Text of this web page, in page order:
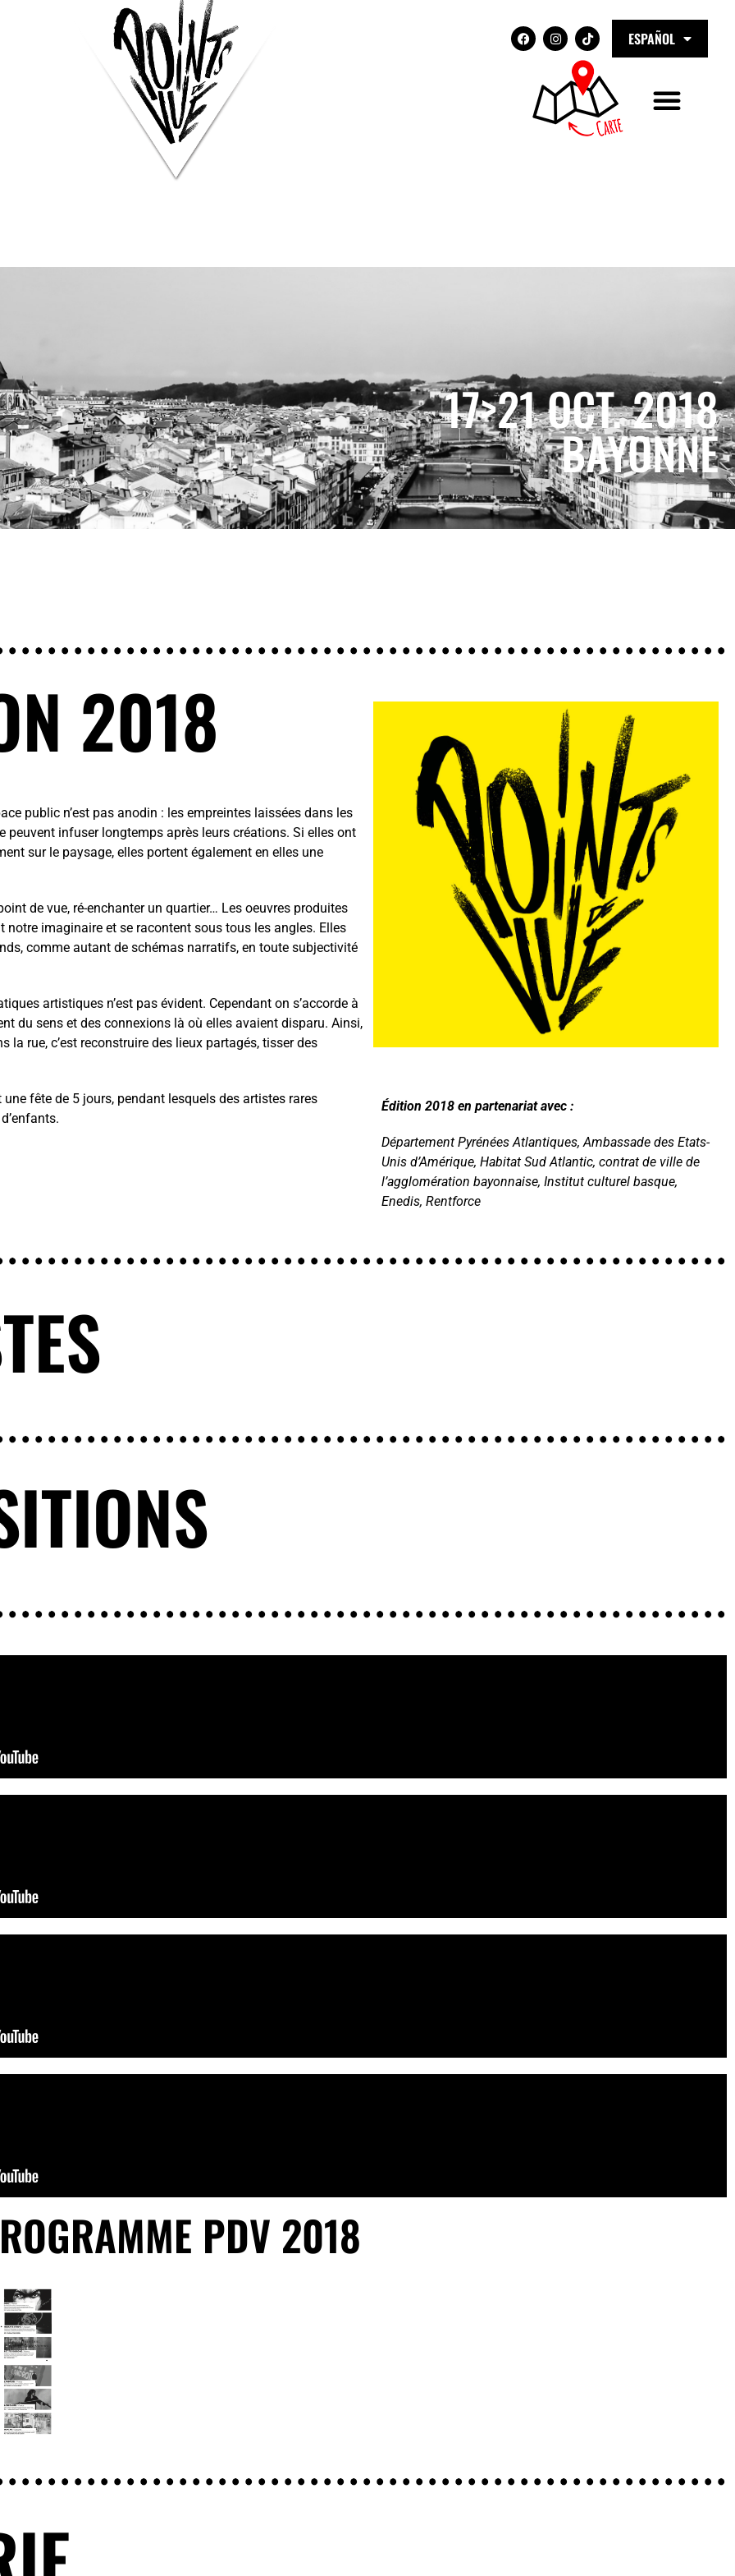
ESPAÑOL
17>21 OCT. 2018
BAYONNE
2018
public n’est pas anodin : les empreintes laissées dans les
peuvent infuser longtemps après leurs créations. Si elles ont
sur le paysage, elles portent également en elles une
de vue, ré-enchanter un quartier… Les oeuvres produites
notre imaginaire et se racontent sous tous les angles. Elles
comme autant de schémas narratifs, en toute subjectivité
artistiques n’est pas évident. Cependant on s’accorde à
du sens et des connexions là où elles avaient disparu. Ainsi,
la rue, c’est reconstruire des lieux partagés, tisser des
fête de 5 jours, pendant lesquels des artistes rares
Édition 2018 en partenariat avec :
Département Pyrénées Atlantiques, Ambassade des Etats-
Unis d’Amérique, Habitat Sud Atlantic, contrat de ville de
l’agglomération bayonnaise, Institut culturel basque,
Enedis, Rentforce
PDV 2018